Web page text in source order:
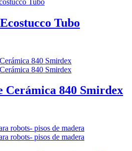
Tubo
Cerámica 840 Smirdex